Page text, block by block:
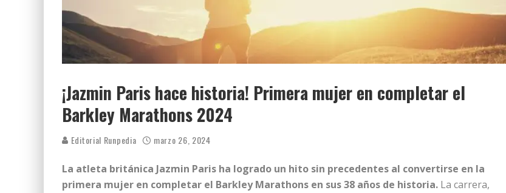
¡Jazmin Paris hace historia! Primera mujer en completar el
Barkley Marathons 2024
Editorial Runpedia marzo 26, 2024
La atleta británica Jazmin Paris ha logrado un hito sin precedentes al convertirse en la
primera mujer en completar el Barkley Marathons en sus 38 años de historia. La carrera,